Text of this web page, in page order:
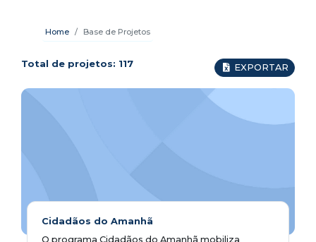
Home Base de Projetos
Total de projetos: 117 EXPORTAR
Cidadãos do Amanhã
O programa Cidadãos do Amanhã mobiliza